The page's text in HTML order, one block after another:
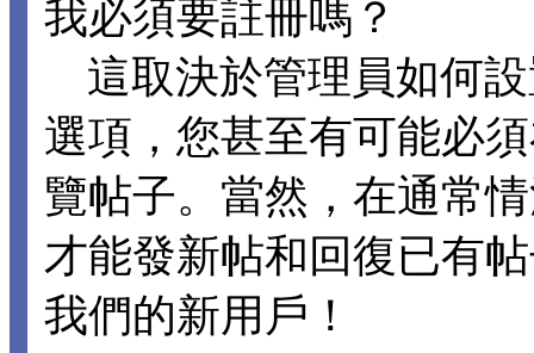
我必須要註冊嗎？
這取決於管理員如何設
選項，您甚至有可能必
覽帖子。當然，在通常
才能發新帖和回復已有
我們的新用戶！